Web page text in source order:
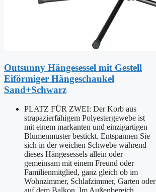
Outsunny Hängesessel mit Gestell
Eiförmiger Hängeschaukel
Sand+Schwarz
PLATZ FÜR ZWEI: Der Korb aus
strapazierfähigem Polyestergewebe ist
mit einem markanten und einzigartigen
Blumenmuster bestickt. Entspannen Sie
sich in der weichen Schwebe während
dieses Hängesessels allein oder
gemeinsam mit einem Freund oder
Familienmitglied, ganz gleich ob im
Wohnzimmer, Schlafzimmer, Garten oder